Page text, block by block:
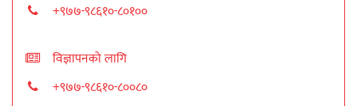
+९७७-९८६१०-८०१००
विज्ञापनको लागि
+९७७-९८६१०-८००८०